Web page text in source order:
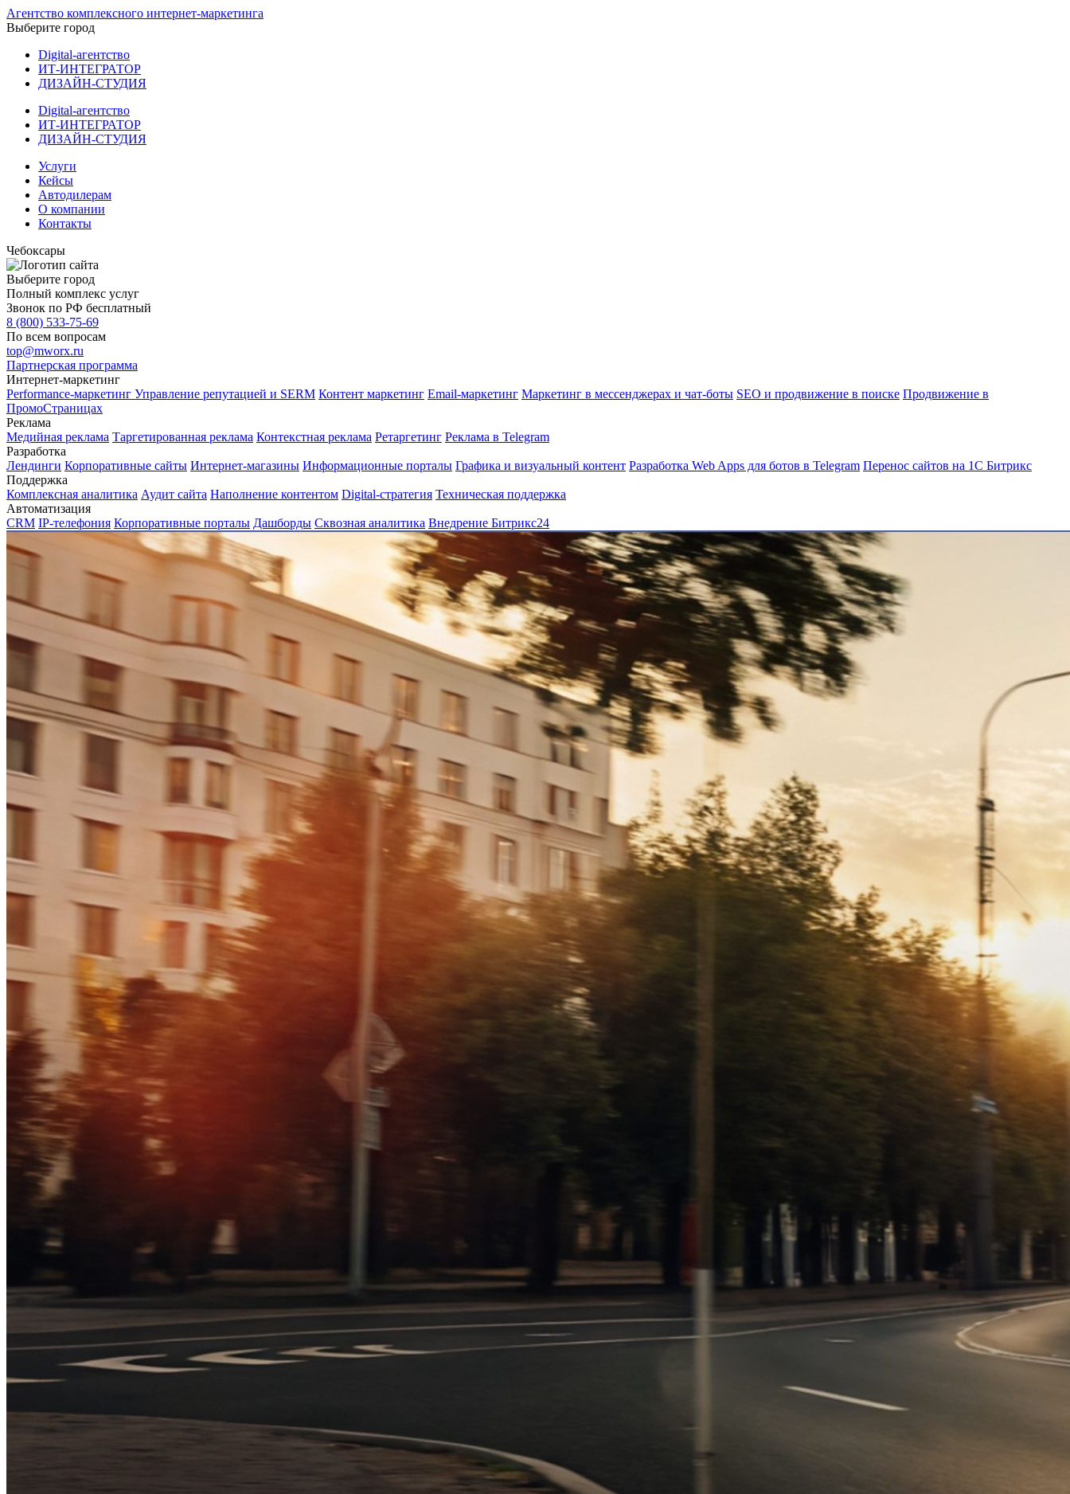
Агентство комплексного интернет-маркетинга
Выберите город
Digital-агентство
ИТ-ИНТЕГРАТОР
ДИЗАЙН-СТУДИЯ
Digital-агентство
ИТ-ИНТЕГРАТОР
ДИЗАЙН-СТУДИЯ
Услуги
Кейсы
Автодилерам
О компании
Контакты
Чебоксары
Выберите город
Полный комплекс услуг
Звонок по РФ бесплатный
8 (800) 533-75-69
По всем вопросам
top@mworx.ru
Партнерская программа
Интернет-маркетинг
Performance-маркетинг Управление репутацией и SERM Контент маркетинг Email-маркетинг Маркетинг в мессенджерах и чат-боты SEO и продвижение в поиске Продвижение в
ПромоСтраницах
Реклама
Медийная реклама Таргетированная реклама Контекстная реклама Ретаргетинг Реклама в Telegram
Разработка
Лендинги Корпоративные сайты Интернет-магазины Информационные порталы Графика и визуальный контент Разработка Web Apps для ботов в Telegram Перенос сайтов на 1С Битрикс
Поддержка
Комплексная аналитика Аудит сайта Наполнение контентом Digital-стратегия Техническая поддержка
Автоматизация
CRM IP-телефония Корпоративные порталы Дашборды Сквозная аналитика Внедрение Битрикс24